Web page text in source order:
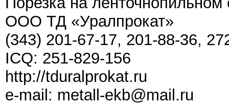
ООО ТД «Уралпрокат»
(343) 201-67-17, 201-88-36,
ICQ: 251-829-156
http://tduralprokat.ru
e-mail: metall-ekb@mail.ru